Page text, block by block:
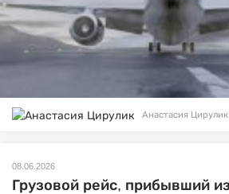
Анастасия Цирулик
08.06.2026
Грузовой рейс, прибывший